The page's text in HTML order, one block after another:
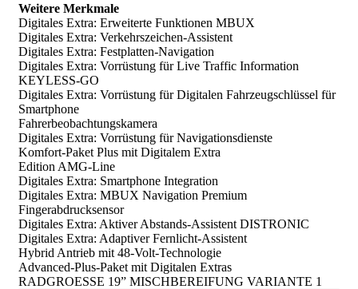
Weitere Merkmale
Digitales Extra: Erweiterte Funktionen MBUX
Digitales Extra: Verkehrszeichen-Assistent
Digitales Extra: Festplatten-Navigation
Digitales Extra: Vorrüstung für Live Traffic Information
KEYLESS-GO
Digitales Extra: Vorrüstung für Digitalen Fahrzeugschlüssel für
Smartphone
Fahrerbeobachtungskamera
Digitales Extra: Vorrüstung für Navigationsdienste
Komfort-Paket Plus mit Digitalem Extra
Edition AMG-Line
Digitales Extra: Smartphone Integration
Digitales Extra: MBUX Navigation Premium
Fingerabdrucksensor
Digitales Extra: Aktiver Abstands-Assistent DISTRONIC
Digitales Extra: Adaptiver Fernlicht-Assistent
Hybrid Antrieb mit 48-Volt-Technologie
Advanced-Plus-Paket mit Digitalen Extras
RADGROESSE 19” MISCHBEREIFUNG VARIANTE 1